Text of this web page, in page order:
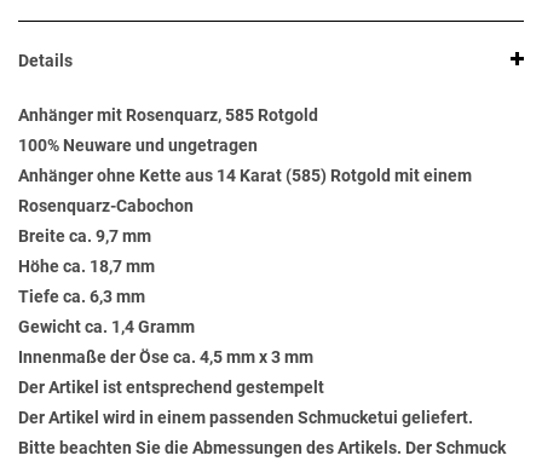
Details
Anhänger mit Rosenquarz, 585 Rotgold
100% Neuware und ungetragen
Anhänger ohne Kette aus 14 Karat (585) Rotgold mit einem
Rosenquarz-Cabochon
Breite ca. 9,7 mm
Höhe ca. 18,7 mm
Tiefe ca. 6,3 mm
Gewicht ca. 1,4 Gramm
Innenmaße der Öse ca. 4,5 mm x 3 mm
Der Artikel ist entsprechend gestempelt
Der Artikel wird in einem passenden Schmucketui geliefert.
Bitte beachten Sie die Abmessungen des Artikels. Der Schmuck